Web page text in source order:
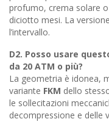
profumo, crema solare
diciotto mesi. La
l’intervallo.
D2. Posso usare
da 20 ATM o più?
La geometria è idonea,
variante FKM dello
le sollecitazioni
decompressione e delle